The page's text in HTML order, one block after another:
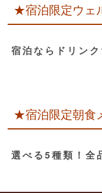
★宿泊限定ウェ
宿泊ならドリンク
★宿泊限定朝食
選べる5種類！全